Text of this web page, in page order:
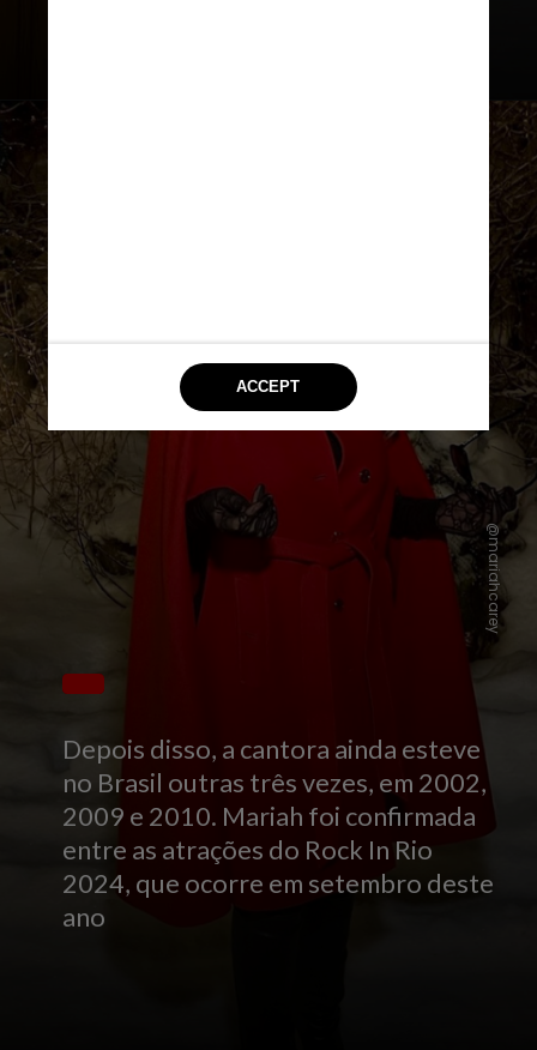
Depois disso, a cantora ainda esteve
no Brasil outras três vezes, em 2002,
2009 e 2010. Mariah foi confirmada
entre as atrações do Rock In Rio
2024, que ocorre em setembro deste
ano
@mariahcarey